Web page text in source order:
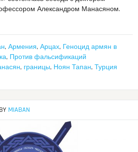
Александром Манасяном.
, Армения, Арцах, Геноцид армян в
, Против фальсификаций
, границы, Ноян Тапан, Турция
BY MIABAN